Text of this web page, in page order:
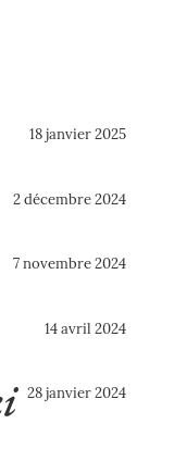
18 janvier 2025
2 décembre 2024
7 novembre 2024
14 avril 2024
28 janvier 2024